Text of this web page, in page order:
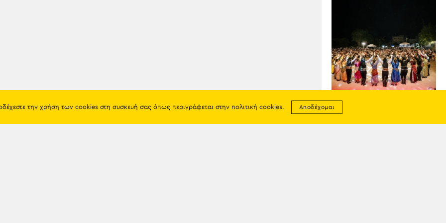
07
Ολοκληρώθηκαν τα
την χρήση των cookies στη συσκευή σας όπως περιγράφεται στην πολιτική cookies. Αποδέχομαι